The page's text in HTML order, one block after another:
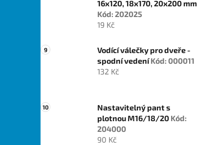
16x120, 18x170, 20x200 mm
Kód: 202025
19 Kč
Vodící válečky pro dveře -
spodní vedeníKód: 000011
132 Kč
Nastavitelný pant s
plotnou M16/18/20 Kód:
204000
90 Kč